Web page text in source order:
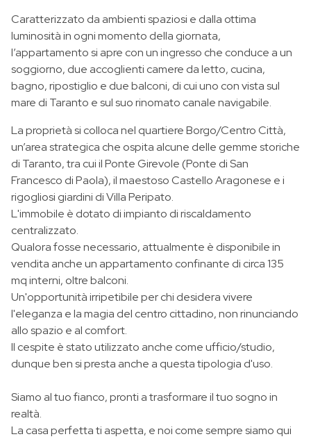
Caratterizzato da ambienti spaziosi e dalla ottima
luminosità in ogni momento della giornata,
l’appartamento si apre con un ingresso che conduce a un
soggiorno, due accoglienti camere da letto, cucina,
bagno, ripostiglio e due balconi, di cui uno con vista sul
mare di Taranto e sul suo rinomato canale navigabile.
La proprietà si colloca nel quartiere Borgo/Centro Città,
un’area strategica che ospita alcune delle gemme storiche
di Taranto, tra cui il Ponte Girevole (Ponte di San
Francesco di Paola), il maestoso Castello Aragonese e i
rigogliosi giardini di Villa Peripato.
L'immobile è dotato di impianto di riscaldamento
centralizzato.
Qualora fosse necessario, attualmente è disponibile in
vendita anche un appartamento confinante di circa 135
mq interni, oltre balconi.
Un'opportunità irripetibile per chi desidera vivere
l'eleganza e la magia del centro cittadino, non rinunciando
allo spazio e al comfort.
Il cespite è stato utilizzato anche come ufficio/studio,
dunque ben si presta anche a questa tipologia d'uso.
Siamo al tuo fianco, pronti a trasformare il tuo sogno in
realtà.
La casa perfetta ti aspetta, e noi come sempre siamo qui